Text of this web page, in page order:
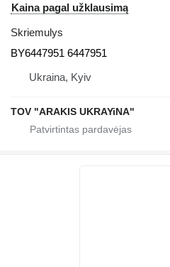
Kaina pagal užklausimą
Skriemulys
BY6447951 6447951
Ukraina, Kyiv
TOV "ARAKIS UKRAYiNA"